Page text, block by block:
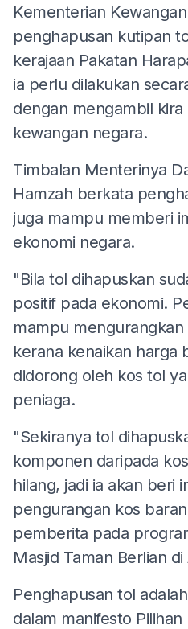
Kementerian
penghapusan kutipan
kerajaan Pakatan
ia perlu dilakukan
dengan mengambil
kewangan negara.
Timbalan Menterinya
Hamzah berkata
juga mampu memberi
ekonomi negara.
"Bila tol dihapuskan
positif pada ekonomi.
mampu
kerana kenaikan harga
didorong oleh kos tol
peniaga.
"Sekiranya tol
komponen daripada
hilang, jadi ia akan beri
pengurangan kos
pemberita pada
Masjid Taman Berlian
Penghapusan tol
dalam manifesto